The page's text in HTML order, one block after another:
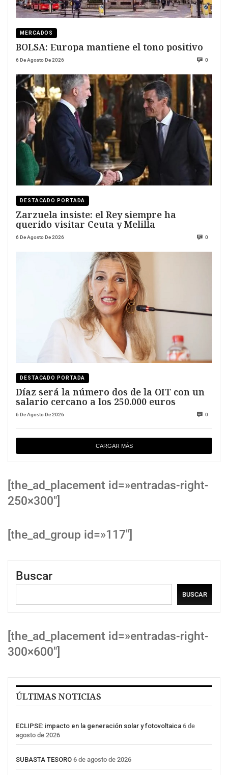
MERCADOS
BOLSA: Europa mantiene el tono positivo
6 De Agosto De 2026 0
DESTACADO PORTADA
Zarzuela insiste: el Rey siempre ha
querido visitar Ceuta y Melilla
6 De Agosto De 2026 0
DESTACADO PORTADA
Díaz será la número dos de la OIT con un
salario cercano a los 250.000 euros
6 De Agosto De 2026 0
CARGAR MÁS
[the_ad_placement id=»entradas-right-
250×300″]
[the_ad_group id=»117″]
Buscar
BUSCAR
[the_ad_placement id=»entradas-right-
300×600″]
ÚLTIMAS NOTICIAS
ECLIPSE: impacto en la generación solar y fotovoltaica 6 de
agosto de 2026
SUBASTA TESORO 6 de agosto de 2026